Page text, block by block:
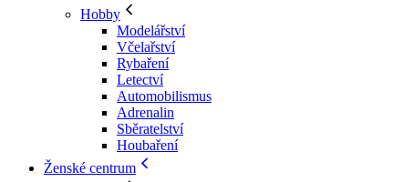
Hobby
Modelářství
Včelařství
Rybaření
Letectví
Automobilismus
Adrenalin
Sběratelství
Houbaření
Ženské centrum